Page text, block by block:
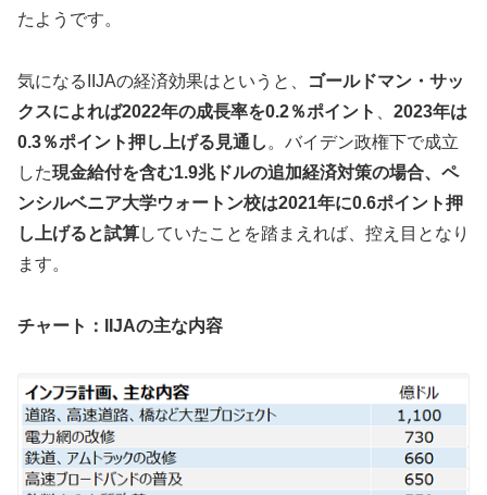
たようです。
気になるIIJAの経済効果はというと、
ゴールドマン・サッ
クスによれば2022年の成長率を0.2％ポイント
2023年は
0.3％ポイント押し上げる見通し 。バイデン政権下で成立
した現金給付を含む1.9兆ドルの追加経済対策の場合、ペ
ンシルベニア大学ウォートン校は2021年に0.6ポイント押
し上げると試算していたことを踏まえれば、控え目となり
ます。
チャート：IIJAの主な内容